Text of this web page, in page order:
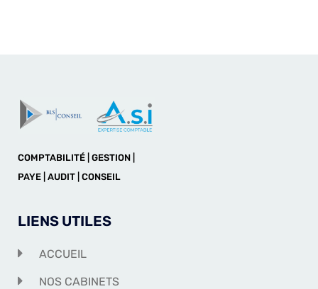
COMPTABILITÉ | GESTION |
PAYE | AUDIT | CONSEIL
LIENS UTILES
ACCUEIL
NOS CABINETS